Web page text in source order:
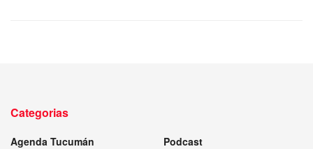
Categorias
Agenda Tucumán
Podcast